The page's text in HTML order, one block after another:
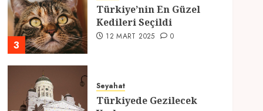
3
Türkiye’nin En Güzel
Kedileri Seçildi
12 MART 2025 0
Seyahat
Türkiyede Gezilecek